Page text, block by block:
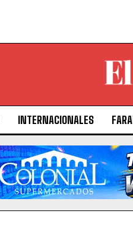
INTERNACIONALES